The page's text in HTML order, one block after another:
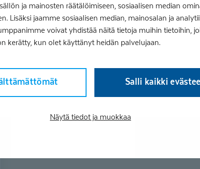
ja mainosten räätälöimiseen, sosiaalisen median
Lisäksi jaamme sosiaalisen median, mainosalan ja
voivat yhdistää näitä tietoja muihin tietoihin,
kerätty, kun olet käyttänyt heidän palvelujaan.
Salli kaikki
Näytä tiedot ja muokkaa